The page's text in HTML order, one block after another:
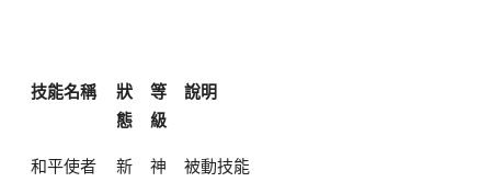
技能名稱
狀
態
等
級
說明
和平使者
新
神
被動技能